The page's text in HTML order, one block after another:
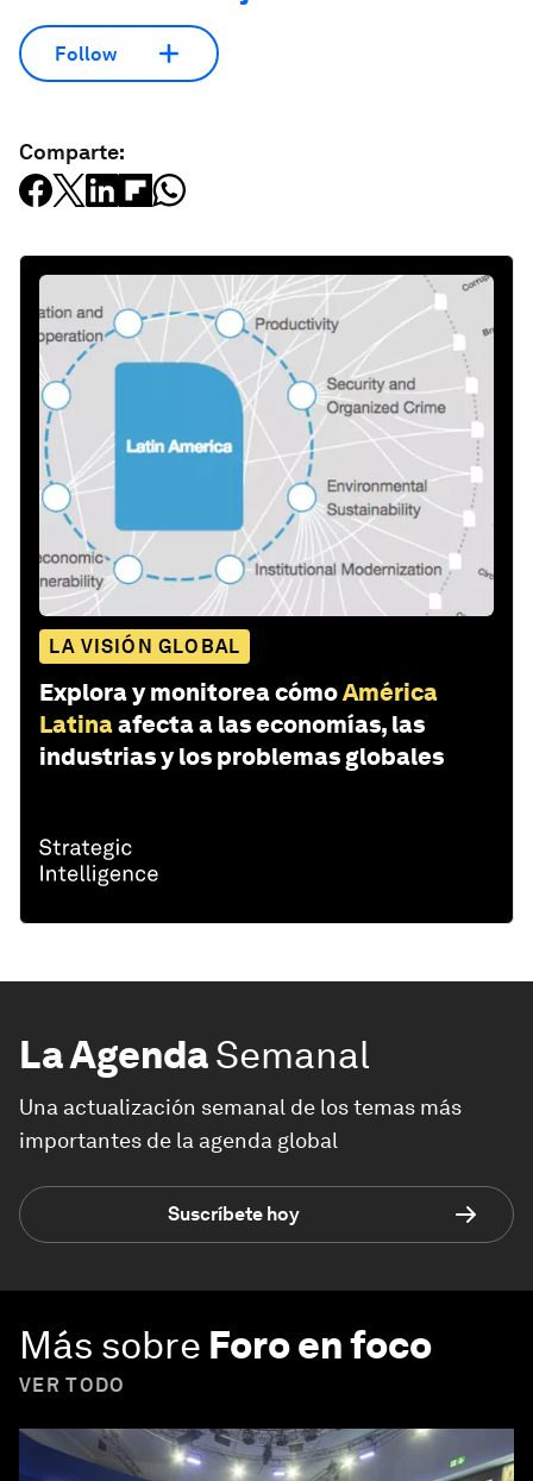
Follow
Comparte:
LA VISIÓN GLOBAL
Explora y monitorea cómoAmérica
Latinaafecta a las economías, las
industrias y los problemas globales
La AgendaSemanal
Una actualización semanal de los temas más
importantes de la agenda global
Suscríbete hoy
Más sobre Foro en foco
VER TODO